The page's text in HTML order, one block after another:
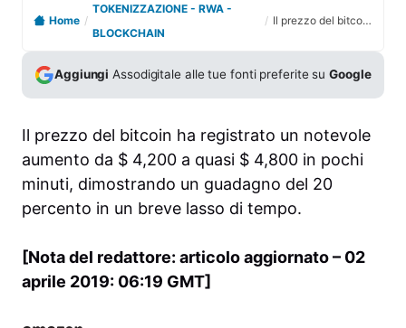
Home /
TOKENIZZAZIONE - RWA -
BLOCKCHAIN
/ Il prezzo del bitcoin aumenta del 20% a $ 4.800 in pochi minuti: la tendenza dell'orso è ufficialmente finita?
Aggiungi Assodigitale alle tue fonti preferite suGoogle
Il prezzo del bitcoin ha registrato un notevole
aumento da $ 4,200 a quasi $ 4,800 in pochi
minuti, dimostrando un guadagno del 20
percento in un breve lasso di tempo.
[Nota del redattore: articolo aggiornato – 02
aprile 2019: 06:19 GMT]